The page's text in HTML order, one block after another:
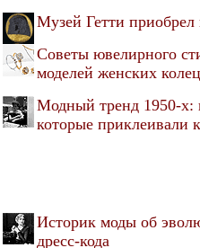
Музей Гетти
Советы ювелирного
моделей женских колец
Модный тренд 1950-х:
которые приклеивали
Историк моды об
дресс-кода